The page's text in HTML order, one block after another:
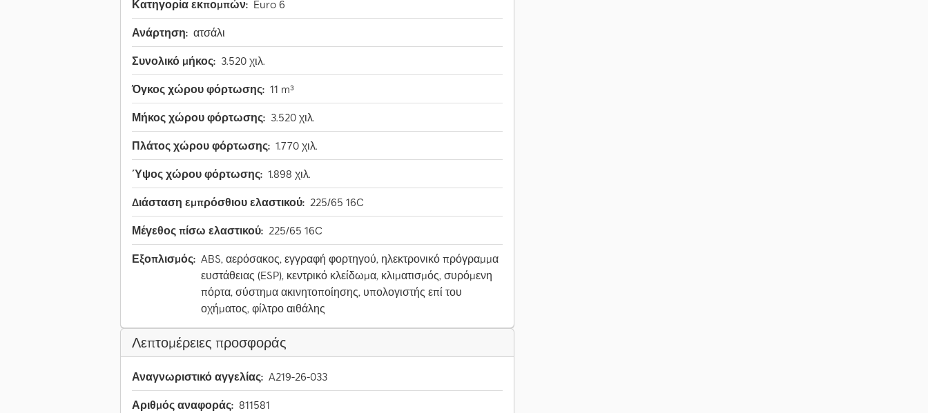
Κατηγορία εκπομπών: Euro 6
Ανάρτηση: ατσάλι
Συνολικό μήκος: 3.520 χιλ.
Όγκος χώρου φόρτωσης: 11 m³
Μήκος χώρου φόρτωσης: 3.520 χιλ.
Πλάτος χώρου φόρτωσης: 1.770 χιλ.
Ύψος χώρου φόρτωσης: 1.898 χιλ.
Διάσταση εμπρόσθιου ελαστικού: 225/65 16C
Μέγεθος πίσω ελαστικού: 225/65 16C
Εξοπλισμός: ABS, αερόσακος, εγγραφή φορτηγού, ηλεκτρονικό πρόγραμμα
ευστάθειας (ESP), κεντρικό κλείδωμα, κλιματισμός, συρόμενη
πόρτα, σύστημα ακινητοποίησης, υπολογιστής επί του
οχήματος, φίλτρο αιθάλης
Λεπτομέρειες προσφοράς
Αναγνωριστικό αγγελίας: A219-26-033
Αριθμός αναφοράς: 811581